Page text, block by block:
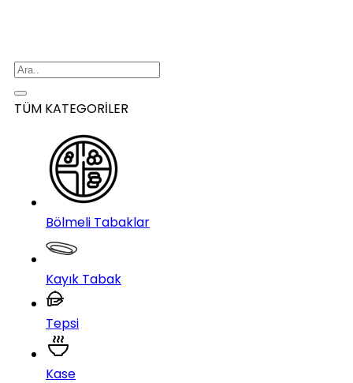
TÜM KATEGORİLER
Bölmeli Tabaklar
Kayık Tabak
Tepsi
Kase